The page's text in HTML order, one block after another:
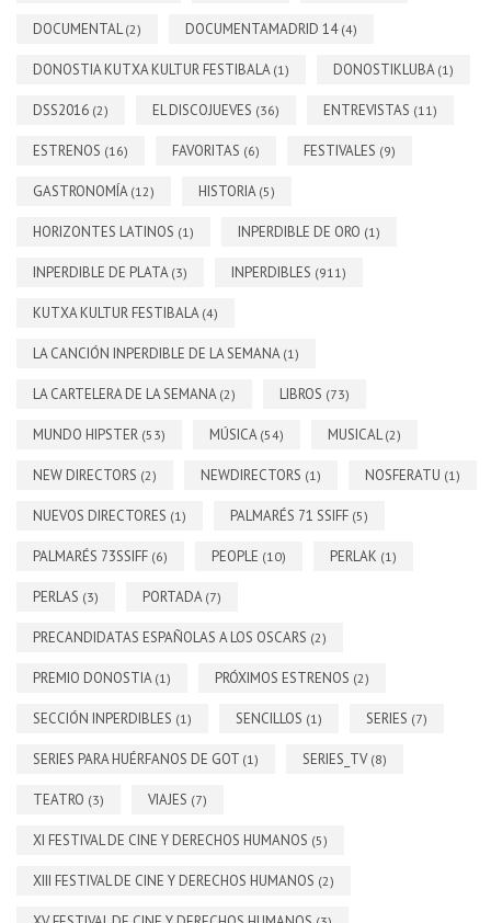
DOCUMENTAL(2) DOCUMENTAMADRID 14 (4)
DONOSTIA KUTXA KULTUR FESTIBALA (1) DONOSTIKLUBA (1)
DSS2016 (2) EL DISCOJUEVES (36) ENTREVISTAS (11)
ESTRENOS (16) FAVORITAS (6) FESTIVALES (9)
GASTRONOMÍA (12) HISTORIA (5)
HORIZONTES LATINOS (1) INPERDIBLE DE ORO (1)
INPERDIBLE DE PLATA (3) INPERDIBLES (911)
KUTXA KULTUR FESTIBALA (4)
LA CANCIÓN INPERDIBLE DE LA SEMANA (1)
LA CARTELERA DE LA SEMANA (2) LIBROS (73)
MUNDO HIPSTER (53) MÚSICA (54) MUSICAL(2)
NEW DIRECTORS (2) NEWDIRECTORS (1) NOSFERATU (1)
NUEVOS DIRECTORES (1) PALMARÉS 71 SSIFF (5)
PALMARÉS 73SSIFF (6) PEOPLE (10) PERLAK (1)
PERLAS (3) PORTADA (7)
PRECANDIDATAS ESPAÑOLAS A LOS OSCARS (2)
PREMIO DONOSTIA (1) PRÓXIMOS ESTRENOS (2)
SECCIÓN INPERDIBLES (1) SENCILLOS (1) SERIES (7)
SERIES PARA HUÉRFANOS DE GOT (1) SERIES_TV (8)
TEATRO (3) VIAJES (7)
XI FESTIVAL DE CINE Y DERECHOS HUMANOS (5)
XIII FESTIVAL DE CINE Y DERECHOS HUMANOS (2)